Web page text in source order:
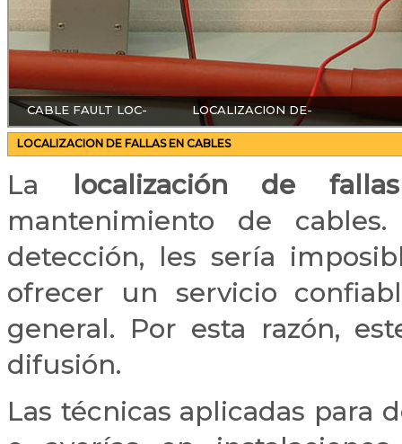
CABLE FAULT LOCATION LOCALIZACION DE FALLAS
LOCALIZACION DE FALLAS EN CABLES
La localización de fallas
mantenimiento de
detección, les sería
ofrecer un servicio
general. Por esta razón,
difusión.
Las técnicas aplicadas para